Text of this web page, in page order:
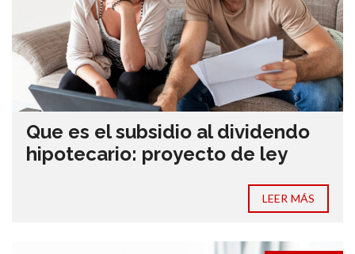
Que es el subsidio al dividendo
hipotecario: proyecto de ley
LEER MÁS